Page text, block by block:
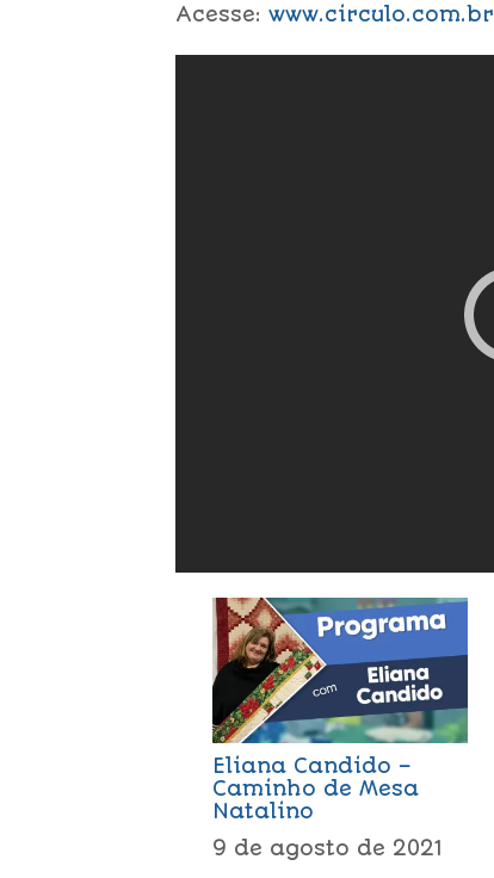
Acesse: www.circulo.com.br
Eliana Candido –
Caminho de Mesa
Natalino
9 de agosto de 2021